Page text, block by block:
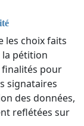
les choix faits
la pétition
finalités pour
signataires
des données,
reflétées sur